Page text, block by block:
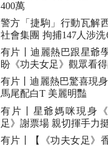
400萬
警方「捷駒」行動瓦解
社會集團 拘捕147人涉洗
錢
有片丨迪麗熱巴跟星爺
盼《功夫女足》觀眾看
有片丨迪麗熱巴驚喜現
馬尾配白T 美麗明豔
有片丨星爺媽咪現身
足》謝票場 親切揮手力
有片丨【《功夫女足》